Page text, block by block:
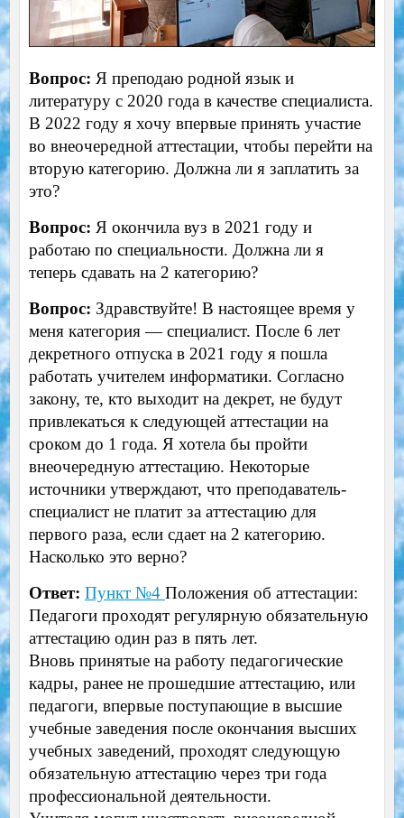
Вопрос: Я преподаю родной язык и
литературу с 2020 года в качестве специалиста.
В 2022 году я хочу впервые принять участие
во внеочередной аттестации, чтобы перейти на
вторую категорию. Должна ли я заплатить за
это?
Вопрос: Я окончила вуз в 2021 году и
работаю по специальности. Должна ли я
теперь сдавать на 2 категорию?
Вопрос: Здравствуйте! В настоящее время у
меня категория — специалист. После 6 лет
декретного отпуска в 2021 году я пошла
работать учителем информатики. Согласно
закону, те, кто выходит на декрет, не будут
привлекаться к следующей аттестации на
сроком до 1 года. Я хотела бы пройти
внеочередную аттестацию. Некоторые
источники утверждают, что преподаватель-
специалист не платит за аттестацию для
первого раза, если сдает на 2 категорию.
Насколько это верно?
Ответ: Пункт №4 Положения об аттестации:
Педагоги проходят регулярную обязательную
аттестацию один раз в пять лет.
Вновь принятые на работу педагогические
кадры, ранее не прошедшие аттестацию, или
педагоги, впервые поступающие в высшие
учебные заведения после окончания высших
учебных заведений, проходят следующую
обязательную аттестацию через три года
профессиональной деятельности.